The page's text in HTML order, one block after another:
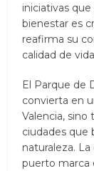
iniciativas
bienestar es
reafirma su
calidad de
El Parque de
convierta en
Valencia,
ciudades que
naturaleza.
puerto marca